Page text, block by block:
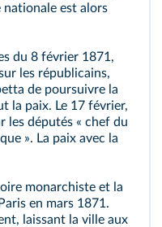
nationale est alors
du 8 février 1871,
les républicains,
de poursuivre la
la paix. Le 17 février,
les députés « chef du
». La paix avec la
monarchiste et la
en mars 1871.
laissant la ville aux